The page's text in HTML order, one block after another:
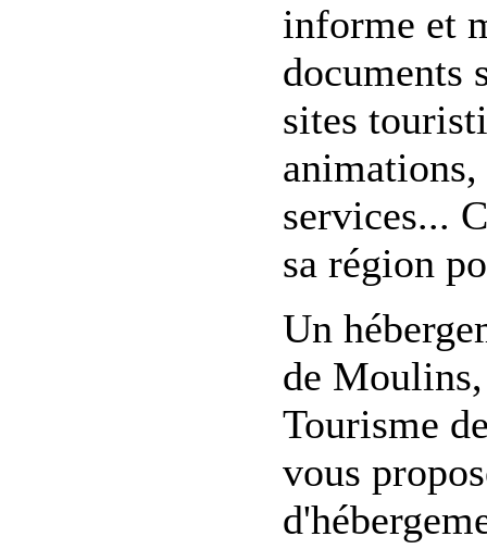
informe et
documents
sites
services...
sa région
Un
de
Tourisme
vous